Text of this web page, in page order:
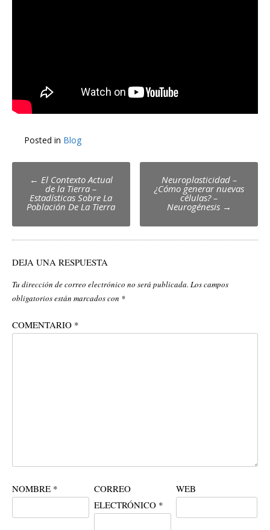
Posted in Blog
Post
navigation
← El Contexto Actual
de la Tierra –
Estadísticas Sobre La
Población De La Tierra
Neuroplasticidad –
¿Cómo generar nuevas
células? –
Neurogénesis →
DEJA UNA RESPUESTA
Tu dirección de correo electrónico no será publicada. Los campos
obligatorios están marcados con *
COMENTARIO *
NOMBRE *
CORREO
ELECTRÓNICO *
WEB